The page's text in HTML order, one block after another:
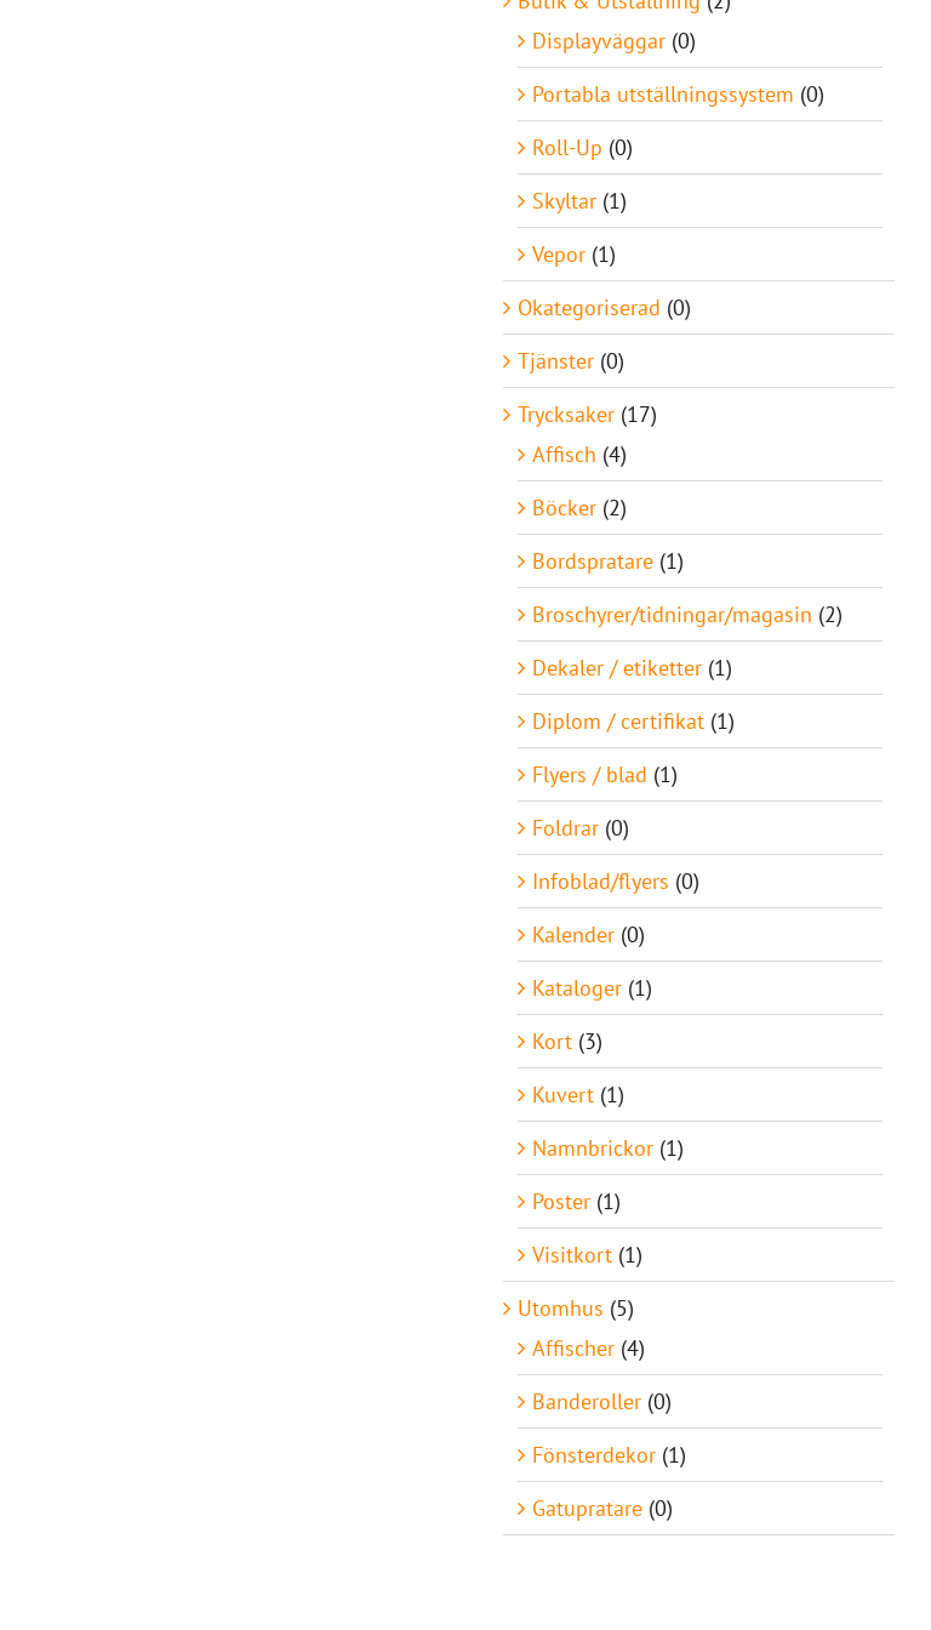
Displayväggar (0)
Portabla utställningssystem (0)
Roll-Up (0)
Skyltar (1)
Vepor (1)
Okategoriserad (0)
Tjänster (0)
Trycksaker (17)
Affisch (4)
Böcker (2)
Bordspratare (1)
Broschyrer/tidningar/magasin (2)
Dekaler / etiketter (1)
Diplom / certifikat (1)
Flyers / blad (1)
Foldrar (0)
Infoblad/flyers (0)
Kalender (0)
Kataloger (1)
Kort (3)
Kuvert (1)
Namnbrickor (1)
Poster (1)
Visitkort (1)
Utomhus (5)
Affischer (4)
Banderoller (0)
Fönsterdekor (1)
Gatupratare (0)